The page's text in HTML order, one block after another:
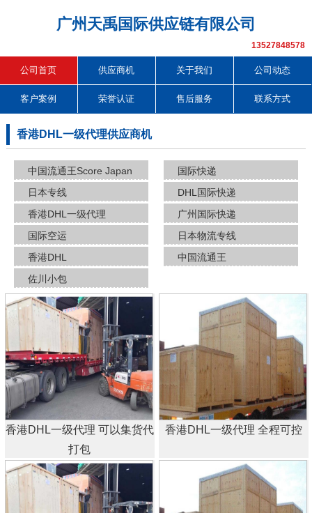
广州天禹国际供应链有限公司
13527848578
公司首页 供应商机 关于我们 公司动态
客户案例 荣誉认证 售后服务 联系方式
香港DHL一级代理供应商机
中国流通王Score Japan
国际快递
日本专线
DHL国际快递
香港DHL一级代理
广州国际快递
国际空运
日本物流专线
香港DHL
中国流通王
佐川小包
香港DHL一级代理 可以集货代
打包
香港DHL一级代理 全程可控